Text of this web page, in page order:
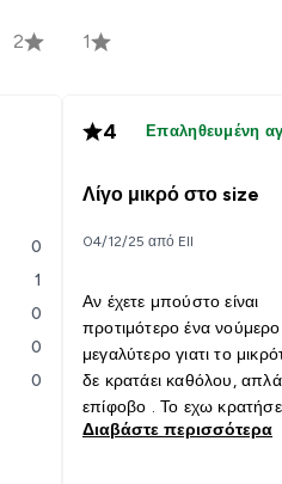
2 1
0
1
0
0
0
4 Επαληθευμένη
Λίγο μικρό στο size
04/12/25 από Ell
Αν έχετε μπούστο είναι
προτιμότερο ένα νούμερο
μεγαλύτερο γιατι το
δε κρατάει καθόλου, απλά
επίφοβο . Το εχω
δεν εξυπηρετεί και πολύ
Διαβάστε περισσότερα